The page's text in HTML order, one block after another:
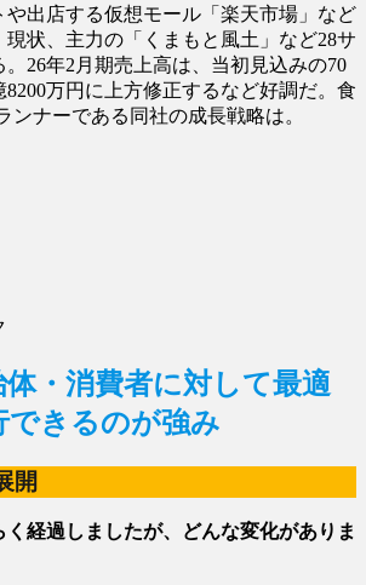
や出店する仮想モール「楽天市場」など
状、主力の「くまもと風土」など28サ
26年2月期売上高は、当初見込みの70
8200万円に上方修正するなど好調だ。食
ンナーである同社の成長戦略は。
・消費者に対して最適
できるのが強み
開
経過しましたが、どんな変化がありま